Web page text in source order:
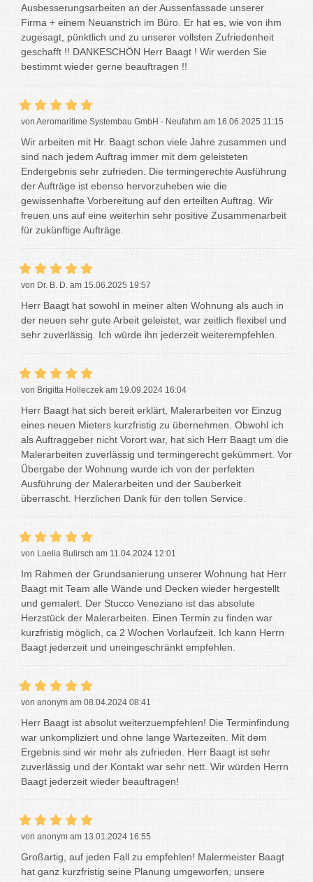
Ausbesserungsarbeiten an der Aussenfassade unserer
Firma + einem Neuanstrich im Büro. Er hat es, wie von ihm
zugesagt, pünktlich und zu unserer vollsten Zufriedenheit
geschafft !! DANKESCHÖN Herr Baagt ! Wir werden Sie
bestimmt wieder gerne beauftragen !!
von Aeromaritime Systembau GmbH - Neufahrn am 16.06.2025 11:15
Wir arbeiten mit Hr. Baagt schon viele Jahre zusammen und
sind nach jedem Auftrag immer mit dem geleisteten
Endergebnis sehr zufrieden. Die termingerechte Ausführung
der Aufträge ist ebenso hervorzuheben wie die
gewissenhafte Vorbereitung auf den erteilten Auftrag. Wir
freuen uns auf eine weiterhin sehr positive Zusammenarbeit
für zukünftige Aufträge.
von Dr. B. D. am 15.06.2025 19:57
Herr Baagt hat sowohl in meiner alten Wohnung als auch in
der neuen sehr gute Arbeit geleistet, war zeitlich flexibel und
sehr zuverlässig. Ich würde ihn jederzeit weiterempfehlen.
von Brigitta Holleczek am 19.09.2024 16:04
Herr Baagt hat sich bereit erklärt, Malerarbeiten vor Einzug
eines neuen Mieters kurzfristig zu übernehmen. Obwohl ich
als Auftraggeber nicht Vorort war, hat sich Herr Baagt um die
Malerarbeiten zuverlässig und termingerecht gekümmert. Vor
Übergabe der Wohnung wurde ich von der perfekten
Ausführung der Malerarbeiten und der Sauberkeit
überrascht. Herzlichen Dank für den tollen Service.
von Laelia Bulirsch am 11.04.2024 12:01
Im Rahmen der Grundsanierung unserer Wohnung hat Herr
Baagt mit Team alle Wände und Decken wieder hergestellt
und gemalert. Der Stucco Veneziano ist das absolute
Herzstück der Malerarbeiten. Einen Termin zu finden war
kurzfristig möglich, ca 2 Wochen Vorlaufzeit. Ich kann Herrn
Baagt jederzeit und uneingeschränkt empfehlen.
von anonym am 08.04.2024 08:41
Herr Baagt ist absolut weiterzuempfehlen! Die Terminfindung
war unkompliziert und ohne lange Wartezeiten. Mit dem
Ergebnis sind wir mehr als zufrieden. Herr Baagt ist sehr
zuverlässig und der Kontakt war sehr nett. Wir würden Herrn
Baagt jederzeit wieder beauftragen!
von anonym am 13.01.2024 16:55
Großartig, auf jeden Fall zu empfehlen! Malermeister Baagt
hat ganz kurzfristig seine Planung umgeworfen, unsere